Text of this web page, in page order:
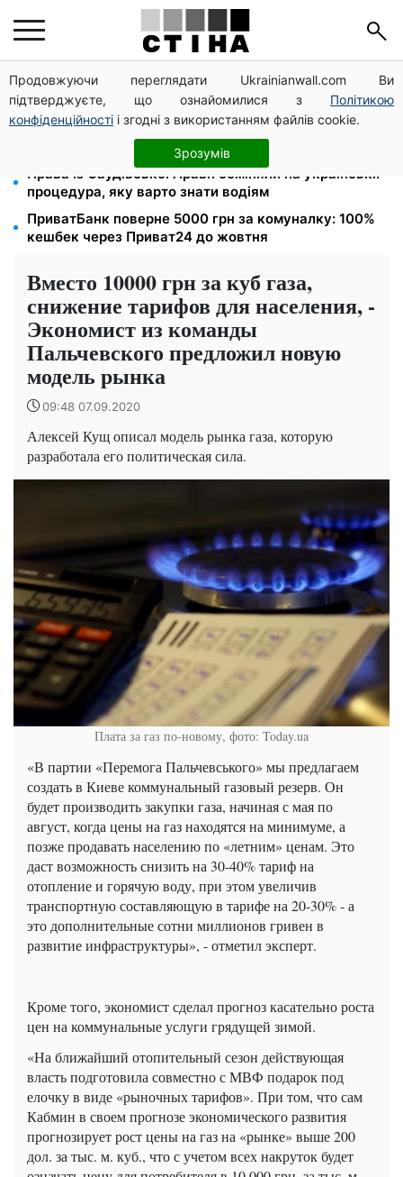
Продовжуючи переглядати Ukrainianwall.com Ви
підтверджуєте, що ознайомилися з Політикою
конфіденційності і згодні з використанням файлів cookie.
Зрозумів
Тарифи на воду злетіли до 91,24 грн/куб, газ може
сягнути 15 грн: комунальні ціни в серпні
Субсидії скасують, пільги на комуналку відкличуть:
ПФУ перевіряє доходи пенсіонерів у серпні
Права із Саудівської Аравії обміняли на українські:
процедура, яку варто знати водіям
ПриватБанк поверне 5000 грн за комуналку: 100%
кешбек через Приват24 до жовтня
Вместо 10000 грн за куб газа,
снижение тарифов для населения, -
Экономист из команды
Пальчевского предложил новую
модель рынка
09:48 07.09.2020
Алексей Кущ описал модель рынка газа, которую
разработала его политическая сила.
Плата за газ по-новому, фото: Today.ua
«В партии «Перемога Пальчевського» мы предлагаем
создать в Киеве коммунальный газовый резерв. Он
будет производить закупки газа, начиная с мая по
август, когда цены на газ находятся на минимуме, а
позже продавать населению по «летним» ценам. Это
даст возможность снизить на 30-40% тариф на
отопление и горячую воду, при этом увеличив
транспортную составляющую в тарифе на 20-30% - а
это дополнительные сотни миллионов гривен в
развитие инфраструктуры», - отметил эксперт.
Кроме того, экономист сделал прогноз касательно роста
цен на коммунальные услуги грядущей зимой.
«На ближайший отопительный сезон действующая
власть подготовила совместно с МВФ подарок под
елочку в виде «рыночных тарифов». При том, что сам
Кабмин в своем прогнозе экономического развития
прогнозирует рост цены на газ на «рынке» выше 200
дол. за тыс. м. куб., что с учетом всех накруток будет